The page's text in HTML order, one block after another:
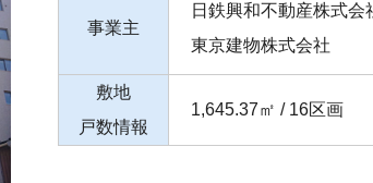
事業主
日鉄興和不動産株式会
東京建物株式会社
敷地
戸数情報
1,645.37㎡ / 16区画